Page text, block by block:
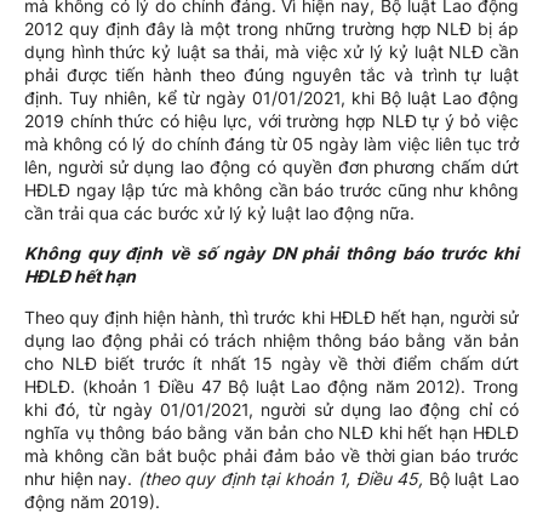
mà không có lý do chính đáng. Vì hiện nay, Bộ luật Lao động
2012 quy định đây là một trong những trường hợp NLĐ bị áp
dụng hình thức kỷ luật sa thải, mà việc xử lý kỷ luật NLĐ cần
phải được tiến hành theo đúng nguyên tắc và trình tự luật
định. Tuy nhiên, kể từ ngày 01/01/2021, khi Bộ luật Lao động
2019 chính thức có hiệu lực, với trường hợp NLĐ tự ý bỏ việc
mà không có lý do chính đáng từ 05 ngày làm việc liên tục trở
lên, người sử dụng lao động có quyền đơn phương chấm dứt
HĐLĐ ngay lập tức mà không cần báo trước cũng như không
cần trải qua các bước xử lý kỷ luật lao động nữa.
Không quy định về số ngày DN phải thông báo trước khi
HĐLĐ hết hạn
Theo quy định hiện hành, thì trước khi HĐLĐ hết hạn, người sử
dụng lao động phải có trách nhiệm thông báo bằng văn bản
cho NLĐ biết trước ít nhất 15 ngày về thời điểm chấm dứt
HĐLĐ. (khoản 1 Điều 47 Bộ luật Lao động năm 2012). Trong
khi đó, từ ngày 01/01/2021, người sử dụng lao động chỉ có
nghĩa vụ thông báo bằng văn bản cho NLĐ khi hết hạn HĐLĐ
mà không cần bắt buộc phải đảm bảo về thời gian báo trước
như hiện nay. (theo quy định tại khoản 1, Điều 45, Bộ luật Lao
động năm 2019).